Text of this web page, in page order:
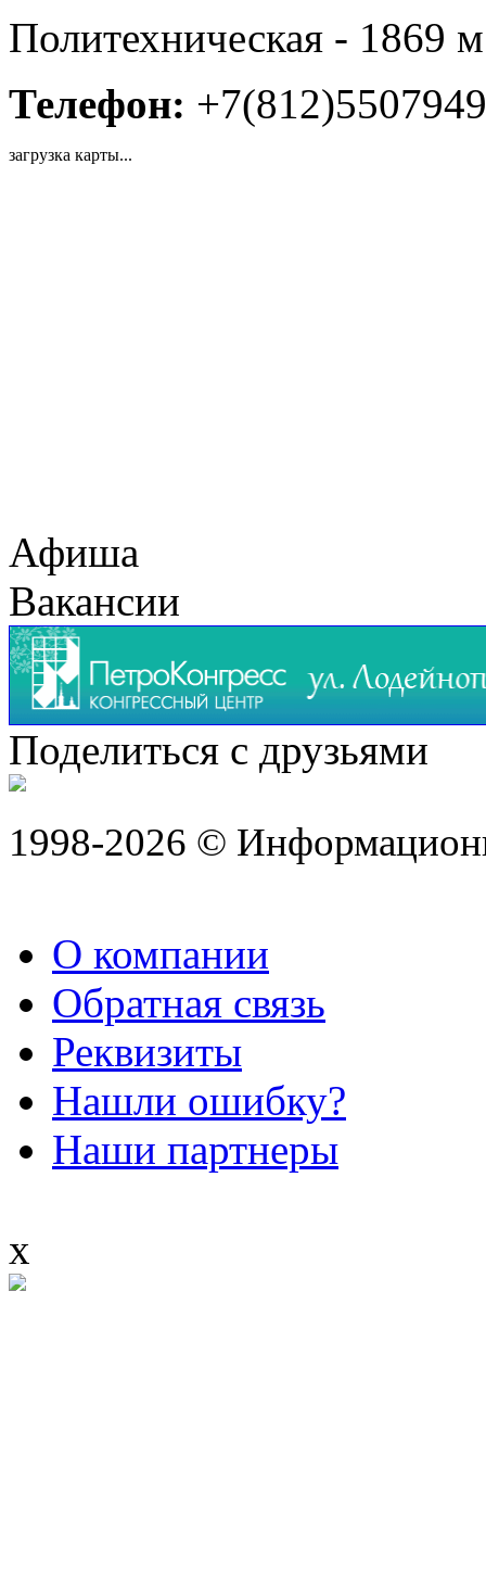
Политехническая - 1869
Телефон: +7(812)5507949
загрузка карты...
Афиша
Вакансии
Поделиться с друзьями
1998-2026 ©
О компании
Обратная связь
Реквизиты
Нашли ошибку?
Наши партнеры
x